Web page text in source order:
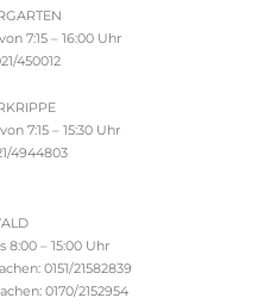
7:15 – 16:00 Uhr
450012
7:15 – 15:30 Uhr
4944803
– 15:00 Uhr
0151/21582839
0170/2152954